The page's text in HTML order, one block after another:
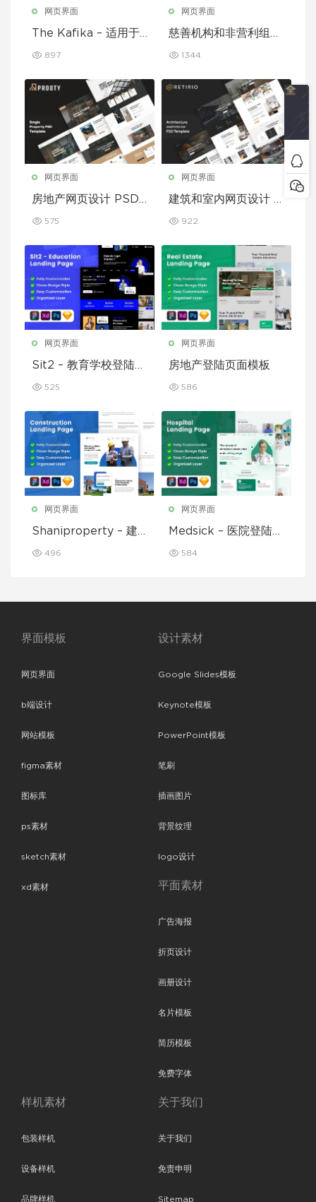
网页界面
The Kafika – 适用于
a 模板
897
网页界面
慈善机构和非营利组织
1344
网页界面
房地产网页设计 PSD
575
网页界面
建筑和室内网页设计 P
922
网页界面
Sit2 – 教育学校登陆页
525
网页界面
房地产登陆页面模板
586
网页界面
Shaniproperty – 建
496
网页界面
Medsick – 医院登陆页
584
界面模板
网页界面
b端设计
网站模板
figma素材
图标库
ps素材
sketch素材
xd素材
设计素材
Google Slides模板
Keynote模板
PowerPoint模板
笔刷
插画图片
背景纹理
logo设计
平面素材
广告海报
折页设计
画册设计
名片模板
简历模板
免费字体
样机素材
包装样机
设备样机
品牌样机
关于我们
关于我们
免责申明
Sitemap